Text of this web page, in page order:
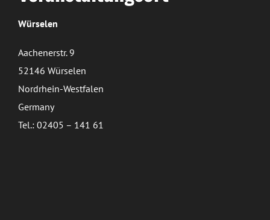
Würselen
Aachenerstr. 9
52146 Würselen
Nordrhein-Westfalen
Germany
Tel.: 02405 – 141 61